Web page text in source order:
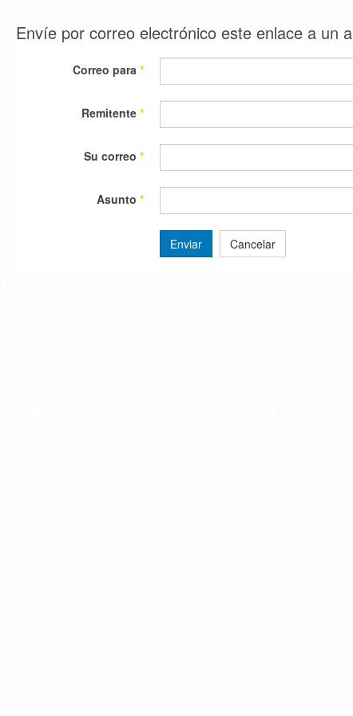
Envíe por correo electrónico este enlace a un
Correo para *
Remitente *
Su correo *
Asunto *
Enviar Cancelar